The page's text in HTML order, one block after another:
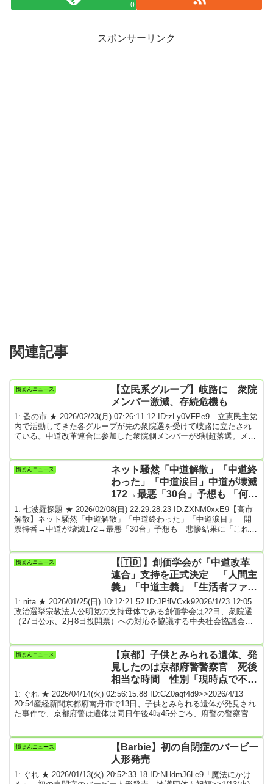
0
スポンサーリンク
関連記事
憤まんニュース
【立民系グループ】岐路に 衆院
メンバー激減、存続危機も
1: 蚤の市 ★ 2026/02/23(月) 07:26:11.12 ID:zLy0VFPe9 立憲民主党
内で活動してきた各グループが先の衆院選を受けて岐路に立たされ
ている。中道改革連合に参加した衆院側メンバーが8割超落選。メン
るとの声もあるが、残ったメンバーの一部は中道・立民の活力が奪
われかねないとして立て直しを探る。特別国会召集日翌日の19日。
木曜日には各グループが会合を...
憤まんニュース
ネット騒然「中道解散」「中道終
わった」「中道涙目」中道が壊滅
172→最悪「30台」予想も 「何が
したかった?」
1: 七波羅探題 ★ 2026/02/08(日) 22:29:28.23 ID:ZXNM0xxE9【高市
解散】ネット騒然「中道解散」「中道終わった」「中道涙目」 開
票特番→中道が壊滅172→最悪「30台」予想も 悲惨結果に「これは
レビ全局が開票特番を放送した。各局、自民大勝を予測。あくまで
出口調査などに基づく予測としたうえで、野党第1党の中道改革連合
憤まんニュース
【🇹🇩 】創価学会が「中道改革
連合」支持を正式決定 「人間主
義」「中道主義」「生活者ファー
スト」の理念評価 ★4
1: nita ★ 2026/01/25(日) 10:12:21.52 ID:JPflVCxk92026/1/23 12:05
政治選挙宗教法人公明党の支持母体である創価学会は22日、衆院選
（27日公示、2月8日投開票）への対応を協議する中央社会協議会を
央社会協議会は中道改革連合が「『生命・生活・生存を最大に尊重
する人間主義』の理念を掲げ、国民一人一人が自分らしく生き、そ
憤まんニュース
【京都】子供とみられる遺体、発
見したのは京都府警警察官 死後
相当な時間 性別「現時点で不
明」★6
1: ぐれ ★ 2026/04/14(火) 02:56:15.88 ID:CZ0aqf4d9>>2026/4/13
20:54産経新聞京都府南丹市で13日、子供とみられる遺体が発見され
た事件で、京都府警は遺体は同日午後4時45分ごろ、府警の警察官が
いい、性別は現時点で不明としている。同市立園部小6年の安達結希
（ゆき）さん（11）が先月23日から行方不明となっており、京都府
憤まんニュース
【Barbie】初の自閉症のバービー
人形発売
1: ぐれ ★ 2026/01/13(火) 20:52:33.18 ID:NHdmJ6Le9「魔法にかけ